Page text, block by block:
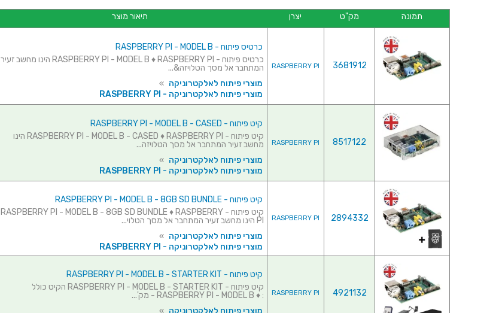
תמונה מק"ט יצרן תיאור מוצר
3681912
RASPBERRY PI
כרטיס פיתוח - RASPBERRY PI - MODEL B
כרטיס פיתוח - RASPBERRY PI - MODEL B ♦ RASPBERRY PI הינו מחשב זעיר
המתחבר אל מסך הטלויזה&...
מוצרי פיתוח לאלקטרוניקה »
מוצרי פיתוח לאלקטרוניקה - RASPBERRY PI
8517122
RASPBERRY PI
קיט פיתוח - RASPBERRY PI - MODEL B - CASED
קיט פיתוח - RASPBERRY PI - MODEL B - CASED ♦ RASPBERRY PI הינו
מחשב זעיר המתחבר אל מסך הטלויזה...
מוצרי פיתוח לאלקטרוניקה »
מוצרי פיתוח לאלקטרוניקה - RASPBERRY PI
2894332
RASPBERRY PI
קיט פיתוח - RASPBERRY PI - MODEL B - 8GB SD BUNDLE
קיט פיתוח - RASPBERRY PI - MODEL B - 8GB SD BUNDLE ♦ RASPBERRY
PI הינו מחשב זעיר המתחבר אל מסך הטלוי...
מוצרי פיתוח לאלקטרוניקה »
מוצרי פיתוח לאלקטרוניקה - RASPBERRY PI
4921132
RASPBERRY PI
קיט פיתוח - RASPBERRY PI - MODEL B - STARTER KIT
קיט פיתוח - RASPBERRY PI - MODEL B - STARTER KIT הקיט כולל
: ♦ RASPBERRY PI - MODEL B - מק'...